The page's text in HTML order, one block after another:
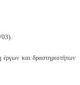
και δραστηριοτήτων